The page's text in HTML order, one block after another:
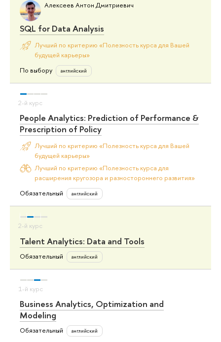
Алексеев Антон Дмитриевич
SQL for Data Analysis
Лучший по критерию «Полезность курса для Вашей
будущей карьеры»
По выбору
английский
People Analytics: Prediction of Performance &
Prescription of Policy
Лучший по критерию «Полезность курса для Вашей
будущей карьеры»
Лучший по критерию «Полезность курса для
расширения кругозора и разностороннего развития»
Обязательный
английский
Talent Analytics: Data and Tools
Обязательный английский
Business Analytics, Optimization and
Modeling
Обязательный английский